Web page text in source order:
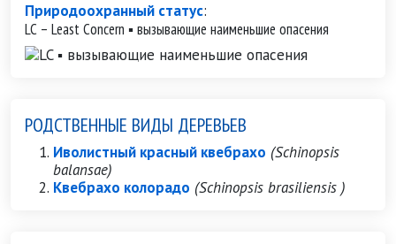
Природоохранный статус:
LC – Least Concern ▪ вызывающие наименьшие опасения
РОДСТВЕННЫЕ ВИДЫ ДЕРЕВЬЕВ
Иволистный красный квебрахо (Schinopsis
balansae)
Квебрахо колорадо (Schinopsis brasiliensis )